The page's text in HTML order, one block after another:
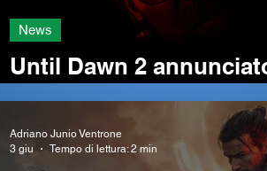
Until Dawn 2
mostrato, il trailer e le
News
Adriano Junio Ventrone
3 giu
Tempo di lettura: 2 min